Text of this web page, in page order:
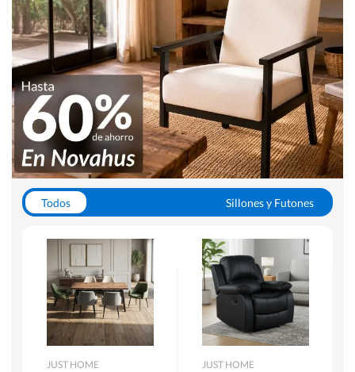
Todos
Sillones y Futones
Escritorios y Sillas PC
Racks y Muebles TV
Alfombras
JUST HOME
JUST HOME